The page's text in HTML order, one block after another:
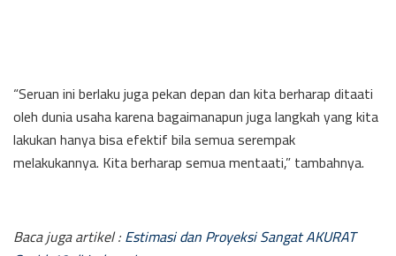
“Seruan ini berlaku juga pekan depan dan kita berharap ditaati
oleh dunia usaha karena bagaimanapun juga langkah yang kita
lakukan hanya bisa efektif bila semua serempak
melakukannya. Kita berharap semua mentaati,” tambahnya.
Baca juga artikel :Estimasi dan Proyeksi Sangat AKURAT